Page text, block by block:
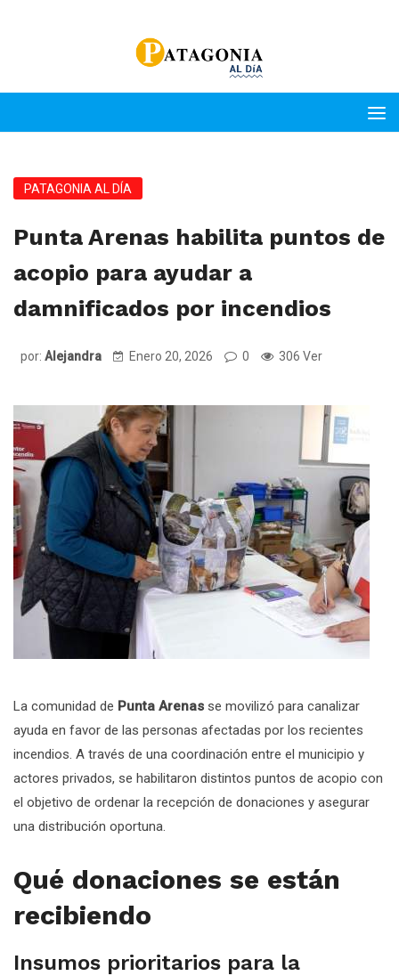
PATAGONIA AL DÍA
Punta Arenas habilita puntos de
acopio para ayudar a
damnificados por incendios
por: Alejandra Enero 20, 2026 0 306 Ver
La comunidad de Punta Arenas se movilizó para canalizar
ayuda en favor de las personas afectadas por los recientes
incendios. A través de una coordinación entre el municipio y
actores privados, se habilitaron distintos puntos de acopio con
el objetivo de ordenar la recepción de donaciones y asegurar
una distribución oportuna.
Qué donaciones se están
recibiendo
Insumos prioritarios para la